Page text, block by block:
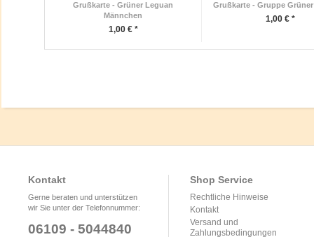
Grußkarte - Grüner Leguan
Männchen
1,00 € *
Grußkarte - Gruppe
1,00 € *
Kontakt
Gerne beraten und unterstützen
wir Sie unter der Telefonnummer:
06109 - 5044840
Shop Service
Rechtliche Hinweise
Kontakt
Versand und
Zahlungsbedingungen